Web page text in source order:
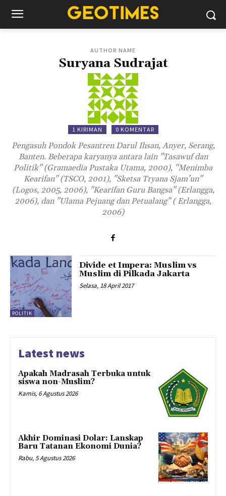
AUTHOR NAME
Suryana Sudrajat
1 KIRIMAN 0 KOMENTAR
Pengasuh Pondok Pesantren Darul Ihsan, Anyer, Serang,
Banten. Beberapa karyanya antara lain "Tasawuf dan
Politik" (Gramaedia Pustaka Utama, 2000), "Menimba
Kearifan" (TSCO, 2001), "Sketsa Tryana Sjam’un"
(Logos, 2005, 2006), "Kearifan Guru Bangsa" (Erlangga,
2006), dan "Ulama Pejuang dan Petualang" ( Erlangga,
2006)
POLITIK
Divide et Impera: Muslim vs
Muslim di Pilkada Jakarta
Selasa, 18 April 2017
Latest news
Apakah Madrasah Terbuka untuk
siswa non-Muslim?
Kamis, 6 Agustus 2026
Akhir Dominasi Dolar: Lanskap
Baru Tatanan Ekonomi Dunia?
Rabu, 5 Agustus 2026